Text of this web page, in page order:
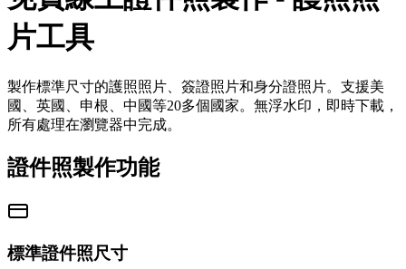
片工具
製作標準尺寸的護照照片、簽證照片和身分證照片。支援美
國、英國、申根、中國等20多個國家。無浮水印，即時下載，
所有處理在瀏覽器中完成。
證件照製作功能
標準證件照尺寸